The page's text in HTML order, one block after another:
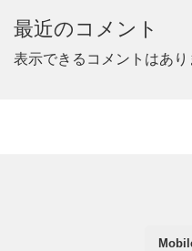
最近のコメント
表示できるコメントはあり